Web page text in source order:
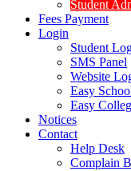
Student
Fees Payment
Login
Student
SMS Panel
Website
Easy
Easy
Notices
Contact
Help Desk
Complain